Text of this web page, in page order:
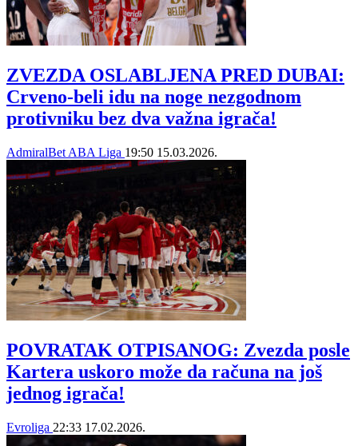
ZVEZDA OSLABLJENA PRED DUBAI:
Crveno-beli idu na noge nezgodnom
protivniku bez dva važna igrača!
AdmiralBet ABA Liga 19:50 15.03.2026.
POVRATAK OTPISANOG: Zvezda posle
Kartera uskoro može da računa na još
jednog igrača!
Evroliga 22:33 17.02.2026.